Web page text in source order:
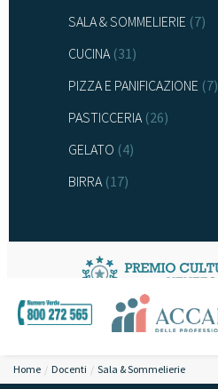
Home Docenti Sala & Sommelierie
SALA & SOMMELIERIE (7)
CUCINA(31)
PIZZA E PANIFICAZIONE (7)
PASTICCERIA(26)
GELATO (4)
BIRRA(17)